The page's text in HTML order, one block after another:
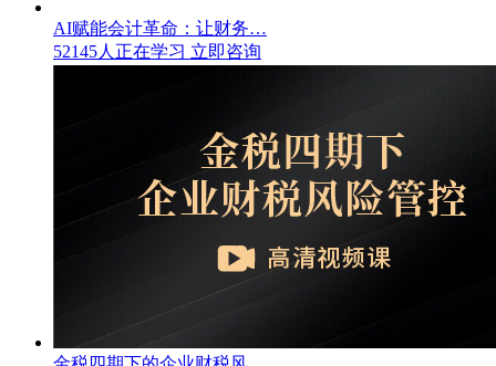
AI赋能会计革命：让财务…
52145人正在学习 立即咨询